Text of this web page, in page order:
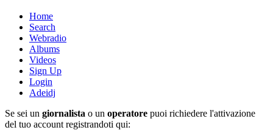
Home
Search
Webradio
Albums
Videos
Sign Up
Login
Adeidj
Se sei un giornalista o un operatore puoi richiedere l'attivazione
del tuo account registrandoti qui: